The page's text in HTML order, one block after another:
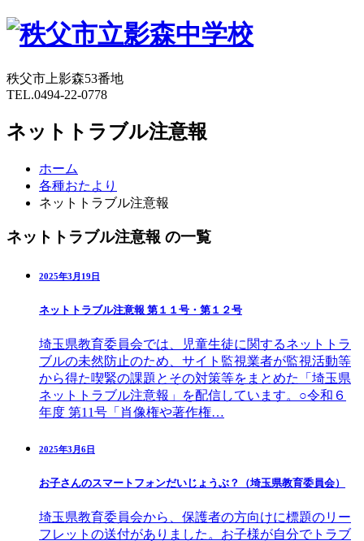
秩父市上影森53番地
TEL.0494-22-0778
ネットトラブル注意報
ホーム
各種おたより
ネットトラブル注意報
ネットトラブル注意報 の一覧
2025年3月19日
ネットトラブル注意報 第１１号・第１２号
埼玉県教育委員会では、児童生徒に関するネットトラ
ブルの未然防止のため、サイト監視業者が監視活動等
から得た喫緊の課題とその対策等をまとめた「埼玉県
ネットトラブル注意報」を配信しています。○令和６
年度 第11号「肖像権や著作権…
2025年3月6日
お子さんのスマートフォンだいじょうぶ？（埼玉県教育委員会）
埼玉県教育委員会から、保護者の方向けに標題のリー
フレットの送付がありました。お子様が自分でトラブ